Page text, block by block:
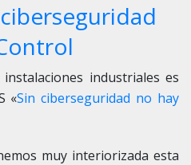
industriales es
«Sin ciberseguridad no hay
muy interiorizada esta